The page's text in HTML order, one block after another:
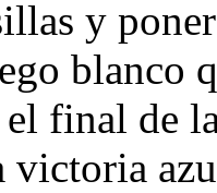
y
blanco
final de
victoria